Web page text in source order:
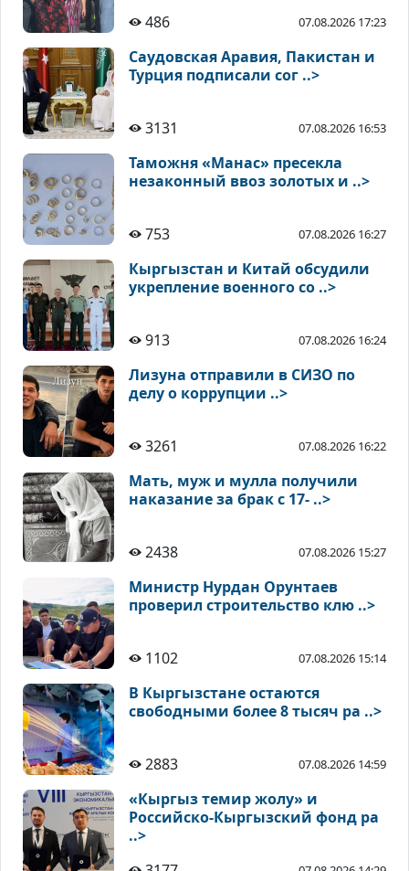
486 07.08.2026 17:23
Саудовская Аравия, Пакистан и
Турция подписали сог ..>
3131 07.08.2026 16:53
Таможня «Манас» пресекла
незаконный ввоз золотых и ..>
753 07.08.2026 16:27
Кыргызстан и Китай обсудили
укрепление военного со ..>
913 07.08.2026 16:24
Лизуна отправили в СИЗО по
делу о коррупции ..>
3261 07.08.2026 16:22
Мать, муж и мулла получили
наказание за брак с 17- ..>
2438 07.08.2026 15:27
Министр Нурдан Орунтаев
проверил строительство клю ..>
1102 07.08.2026 15:14
В Кыргызстане остаются
свободными более 8 тысяч ра ..>
2883 07.08.2026 14:59
«Кыргыз темир жолу» и
Российско-Кыргызский фонд ра
..>